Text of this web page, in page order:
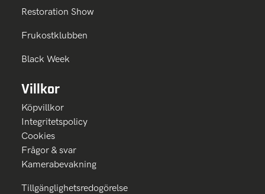
Restoration Show
Frukostklubben
Black Week
Villkor
Köpvillkor
Integritetspolicy
Cookies
Frågor & svar
Kamerabevakning
Tillgänglighetsredogörelse